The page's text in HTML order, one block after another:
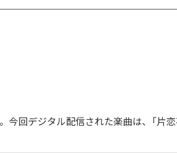
今回デジタル配信された楽曲は、「片恋